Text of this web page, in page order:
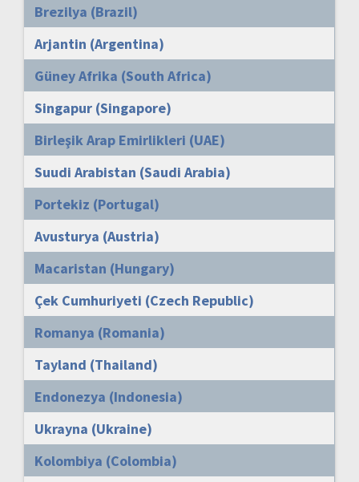
Brezilya (Brazil)
Arjantin (Argentina)
Güney Afrika (South Africa)
Singapur (Singapore)
Birleşik Arap Emirlikleri (UAE)
Suudi Arabistan (Saudi Arabia)
Portekiz (Portugal)
Avusturya (Austria)
Macaristan (Hungary)
Çek Cumhuriyeti (Czech Republic)
Romanya (Romania)
Tayland (Thailand)
Endonezya (Indonesia)
Ukrayna (Ukraine)
Kolombiya (Colombia)